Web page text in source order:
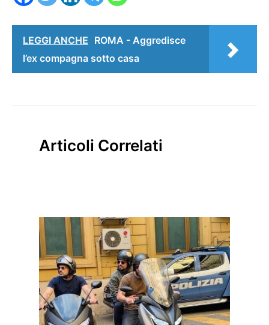
LEGGI ANCHE ROMA - Aggredisce
l’ex compagna sotto casa
Articoli Correlati